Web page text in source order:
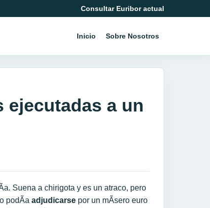
Consultar Euribor actual
Inicio Sobre Nosotros
ejecutadas a un
Suena a chirigota y es un atraco, pero
podÃ­a adjudicarse por un mÃ­sero euro